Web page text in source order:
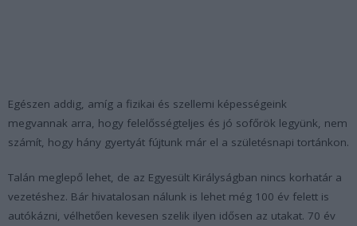
Egészen addig, amíg a fizikai és szellemi képességeink
megvannak arra, hogy felelősségteljes és jó sofőrök legyünk, nem
számít, hogy hány gyertyát fújtunk már el a születésnapi tortánkon.
Talán meglepő lehet, de az Egyesült Királyságban nincs korhatár a
vezetéshez. Bár hivatalosan nálunk is lehet még 100 év felett is
autókázni, vélhetően kevesen szelik ilyen idősen az utakat. 70 év